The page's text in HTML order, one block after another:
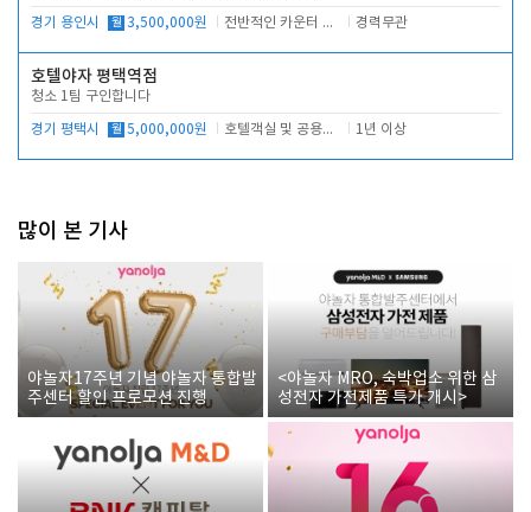
경기 용인시 월 3,500,000원 전반적인 카운터 업무 경력무관
호텔야자 평택역점
청소 1팀 구인합니다
경기 평택시 월 5,000,000원 호텔객실 및 공용시설 청소 관리 1년 이상
많이 본 기사
야놀자17주년 기념 야놀자 통합발
주센터 할인 프로모션 진행
<야놀자 MRO, 숙박업소 위한 삼
성전자 가전제품 특가 개시>